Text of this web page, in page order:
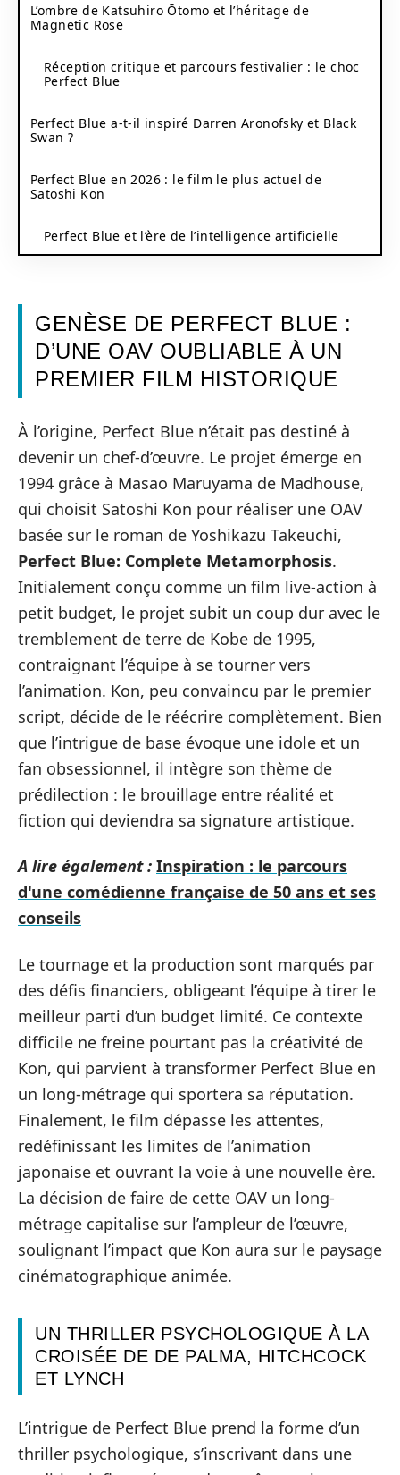
L’ombre de Katsuhiro Ōtomo et l’héritage de
Magnetic Rose
Réception critique et parcours festivalier : le choc
Perfect Blue
Perfect Blue a-t-il inspiré Darren Aronofsky et Black
Swan ?
Perfect Blue en 2026 : le film le plus actuel de
Satoshi Kon
Perfect Blue et l’ère de l’intelligence artificielle
GENÈSE DE PERFECT BLUE :
D’UNE OAV OUBLIABLE À UN
PREMIER FILM HISTORIQUE
À l’origine, Perfect Blue n’était pas destiné à
devenir un chef-d’œuvre. Le projet émerge en
1994 grâce à Masao Maruyama de Madhouse,
qui choisit Satoshi Kon pour réaliser une OAV
basée sur le roman de Yoshikazu Takeuchi,
Perfect Blue: Complete Metamorphosis.
Initialement conçu comme un film live-action à
petit budget, le projet subit un coup dur avec le
tremblement de terre de Kobe de 1995,
contraignant l’équipe à se tourner vers
l’animation. Kon, peu convaincu par le premier
script, décide de le réécrire complètement. Bien
que l’intrigue de base évoque une idole et un
fan obsessionnel, il intègre son thème de
prédilection : le brouillage entre réalité et
fiction qui deviendra sa signature artistique.
A lire également : Inspiration : le parcours
d'une comédienne française de 50 ans et ses
conseils
Le tournage et la production sont marqués par
des défis financiers, obligeant l’équipe à tirer le
meilleur parti d’un budget limité. Ce contexte
difficile ne freine pourtant pas la créativité de
Kon, qui parvient à transformer Perfect Blue en
un long-métrage qui sportera sa réputation.
Finalement, le film dépasse les attentes,
redéfinissant les limites de l’animation
japonaise et ouvrant la voie à une nouvelle ère.
La décision de faire de cette OAV un long-
métrage capitalise sur l’ampleur de l’œuvre,
soulignant l’impact que Kon aura sur le paysage
cinématographique animée.
UN THRILLER PSYCHOLOGIQUE À LA
CROISÉE DE DE PALMA, HITCHCOCK
ET LYNCH
L’intrigue de Perfect Blue prend la forme d’un
thriller psychologique, s’inscrivant dans une